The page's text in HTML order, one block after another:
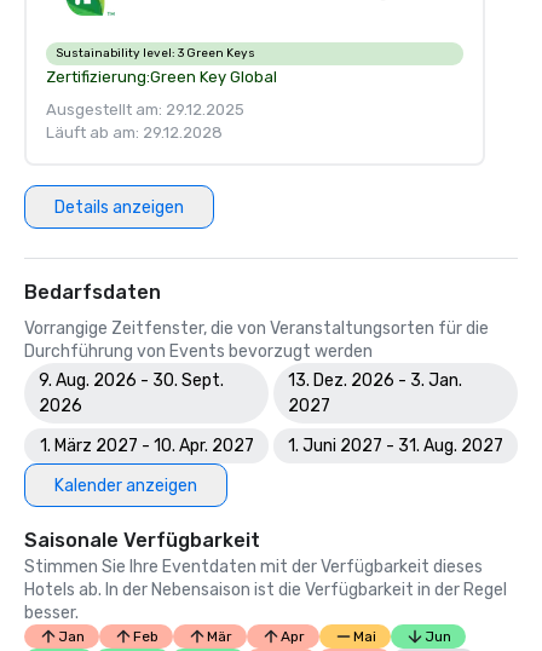
Sustainability level: 3 Green Keys
Zertifizierung:Green Key Global
Ausgestellt am: 29.12.2025
Läuft ab am: 29.12.2028
Details anzeigen
Bedarfsdaten
Vorrangige Zeitfenster, die von Veranstaltungsorten für die
Durchführung von Events bevorzugt werden
9. Aug. 2026 - 30. Sept.
2026
13. Dez. 2026 - 3. Jan.
2027
1. März 2027 - 10. Apr. 2027
1. Juni 2027 - 31. Aug. 2027
Kalender anzeigen
Saisonale Verfügbarkeit
Stimmen Sie Ihre Eventdaten mit der Verfügbarkeit dieses
Hotels ab. In der Nebensaison ist die Verfügbarkeit in der Regel
besser.
Jan Feb Mär Apr Mai
Jun